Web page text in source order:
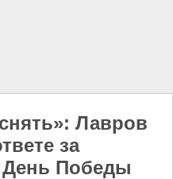
Лавров
за
День Победы